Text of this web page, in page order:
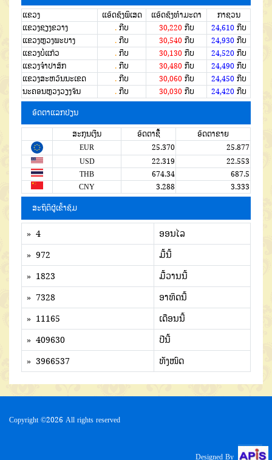
ແຂວງ ແອັດຊັງພິເສດ ແອັດຊັງທຳມະດາ
ກາຊວນ
ແຂວງຊຽງຂວາງ
. ກີບ 30,220ກີບ 24,610ກີບ
ແຂວງຫຼວງພະບາງ
. ກີບ 30,540ກີບ 24,930ກີບ
ແຂວງບໍ່ແກ້ວ
. ກີບ 30,130ກີບ 24,520ກີບ
ແຂວງຈໍາປາສັກ
. ກີບ 30,480ກີບ 24,490ກີບ
ແຂວງສະຫວັນນະເຂດ
. ກີບ 30,060ກີບ 24,450ກີບ
ນະຄອນຫຼວງວຽງຈັນ
. ກີບ 30,030ກີບ 24,420ກີບ
ອັດຕາແລກປ່ຽນ
ສະກຸນເງີນ ອັດຕາຊື້
ອັດຕາຂາຍ
EUR
25.370
25.877
USD
22.319
22.553
THB
674.34
687.5
CNY
3.288 3.333
ສະຖິຕິຜູ້ເຂົ້າຊົມ
» 4
ອອນໄລ
» 972
ມື້ນີ້
» 1823
ມື້ວານນີ້
» 7328
ອາທິດນີ້
» 11165
ເດືອນນີ້
» 409630
ປີນີ້
» 3966537
ທັງໜົດ
Copyright ©2026 All rights reserved
Designed By